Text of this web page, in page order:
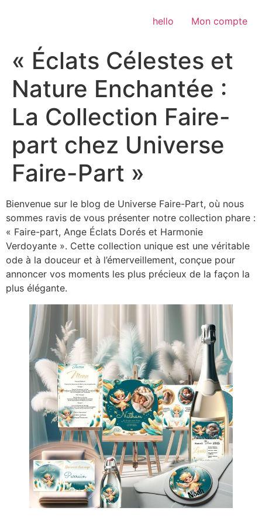
hello Mon compte
« Éclats Célestes et
Nature Enchantée :
La Collection Faire-
part chez Universe
Faire-Part »
Bienvenue sur le blog de Universe Faire-Part, où nous
sommes ravis de vous présenter notre collection phare :
« Faire-part, Ange Éclats Dorés et Harmonie
Verdoyante ». Cette collection unique est une véritable
ode à la douceur et à l’émerveillement, conçue pour
annoncer vos moments les plus précieux de la façon la
plus élégante.